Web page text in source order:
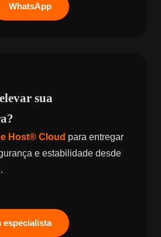
WhatsApp
sua
Host® Cloud para entregar
e estabilidade desde
especialista